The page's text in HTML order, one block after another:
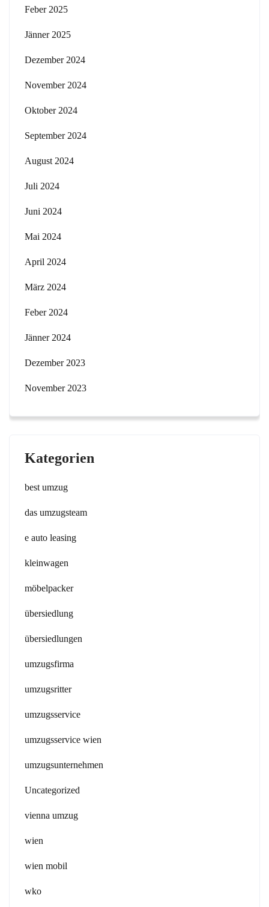
Feber 2025
Jänner 2025
Dezember 2024
November 2024
Oktober 2024
September 2024
August 2024
Juli 2024
Juni 2024
Mai 2024
April 2024
März 2024
Feber 2024
Jänner 2024
Dezember 2023
November 2023
Kategorien
best umzug
das umzugsteam
e auto leasing
kleinwagen
möbelpacker
übersiedlung
übersiedlungen
umzugsfirma
umzugsritter
umzugsservice
umzugsservice wien
umzugsunternehmen
Uncategorized
vienna umzug
wien
wien mobil
wko